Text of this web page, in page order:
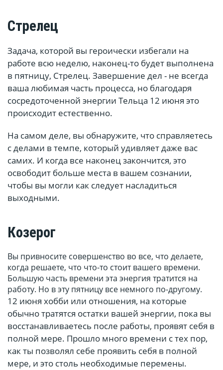
Стрелец
Задача, которой вы героически избегали на
работе всю неделю, наконец-то будет выполнена
в пятницу, Стрелец. Завершение дел - не всегда
ваша любимая часть процесса, но благодаря
сосредоточенной энергии Тельца 12 июня это
происходит естественно.
На самом деле, вы обнаружите, что справляетесь
с делами в темпе, который удивляет даже вас
самих. И когда все наконец закончится, это
освободит больше места в вашем сознании,
чтобы вы могли как следует насладиться
выходными.
Козерог
Вы привносите совершенство во все, что делаете,
когда решаете, что что-то стоит вашего времени.
Большую часть времени эта энергия тратится на
работу. Но в эту пятницу все немного по-другому.
12 июня хобби или отношения, на которые
обычно тратятся остатки вашей энергии, пока вы
восстанавливаетесь после работы, проявят себя в
полной мере. Прошло много времени с тех пор,
как ты позволял себе проявить себя в полной
мере, и это столь необходимые перемены.